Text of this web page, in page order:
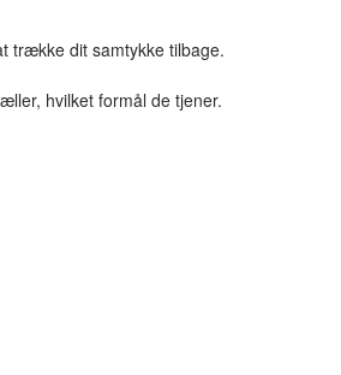
trække dit samtykke tilbage.
hvilket formål de tjener.
TESTNAVN TILBUD & STUFF